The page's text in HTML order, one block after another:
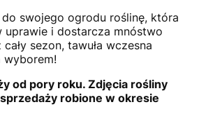
swojego ogrodu roślinę, która
uprawie i dostarcza mnóstwo
sezon, tawuła wczesna
wyborem!
od pory roku. Zdjęcia rośliny
robione w okresie